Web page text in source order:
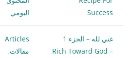
Success
اليومي
غني لله – الجزء 1
Rich Toward God –
Articles
مقالات,